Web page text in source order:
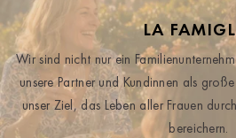
LA
Wir sind nicht nur ein
unsere Partner und Kundinnen als
unser Ziel, das Leben aller Frauen
bereichern.